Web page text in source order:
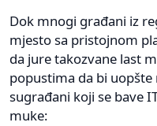
Dok mnogi građani iz
mjesto sa pristojnom
da jure takozvane last
popustima da bi
sugrađani koji se bave
muke: